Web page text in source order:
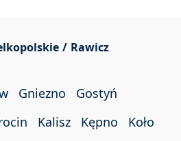
Rawicz
Gniezno
Gostyń
Kalisz Kępno
Koło